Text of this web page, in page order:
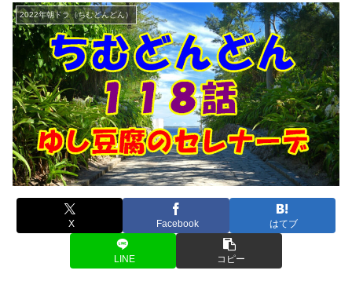
2022年朝ドラ（ちむどんどん）
X Facebook はてブ
LINE コピー